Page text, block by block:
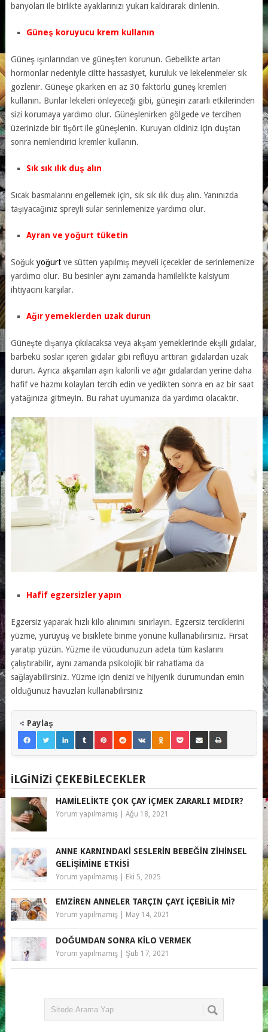
banyoları ile birlikte ayaklarınızı yukarı kaldırarak dinlenin.
Güneş koruyucu krem kullanın
Güneş ışınlarından ve güneşten korunun. Gebelikte artan
hormonlar nedeniyle ciltte hassasiyet, kuruluk ve lekelenmeler sık
gözlenir. Güneşe çıkarken en az 30 faktörlü güneş kremleri
kullanın. Bunlar lekeleri önleyeceği gibi, güneşin zararlı etkilerinden
sizi korumaya yardımcı olur. Güneşlenirken gölgede ve tercihen
üzerinizde bir tişört ile güneşlenin. Kuruyan cildiniz için duştan
sonra nemlendirici kremler kullanın.
Sık sık ılık duş alın
Sıcak basmalarını engellemek için, sık sık ılık duş alın. Yanınızda
taşıyacağınız spreyli sular serinlemenize yardımcı olur.
Ayran ve yoğurt tüketin
Soğuk yoğurtve sütten yapılmış meyveli içecekler de serinlemenize
yardımcı olur. Bu besinler aynı zamanda hamilelikte kalsiyum
ihtiyacını karşılar.
Ağır yemeklerden uzak durun
Güneşte dışarıya çıkılacaksa veya akşam yemeklerinde ekşili gıdalar,
barbekü soslar içeren gıdalar gibi reflüyü arttıran gıdalardan uzak
durun. Ayrıca akşamları aşırı kalorili ve ağır gıdalardan yerine daha
hafif ve hazmı kolayları tercih edin ve yedikten sonra en az bir saat
yatağınıza gitmeyin. Bu rahat uyumanıza da yardımcı olacaktır.
Hafif egzersizler yapın
Egzersiz yaparak hızlı kilo alınımını sınırlayın. Egzersiz terciklerini
yüzme, yürüyüş ve bisiklete binme yönüne kullanabilirsiniz. Fırsat
yaratıp yüzün. Yüzme ile vücudunuzun adeta tüm kaslarını
çalıştırabilir, aynı zamanda psikolojik bir rahatlama da
sağlayabilirsiniz. Yüzme için denizi ve hijyenik durumundan emin
olduğunuz havuzları kullanabilirsiniz
Paylaş
İLGINIZI ÇEKEBILECEKLER
HAMILELIKTE ÇOK ÇAY İÇMEK ZARARLI MIDIR?
Yorum yapılmamış| Ağu 18, 2021
ANNE KARNINDAKI SESLERIN BEBEĞIN ZIHINSEL
GELIŞIMINE ETKISI
Yorum yapılmamış| Eki 5, 2025
EMZIREN ANNELER TARÇIN ÇAYI İÇEBILIR MI?
Yorum yapılmamış| May 14, 2021
DOĞUMDAN SONRA KILO VERMEK
Yorum yapılmamış| Şub 17, 2021